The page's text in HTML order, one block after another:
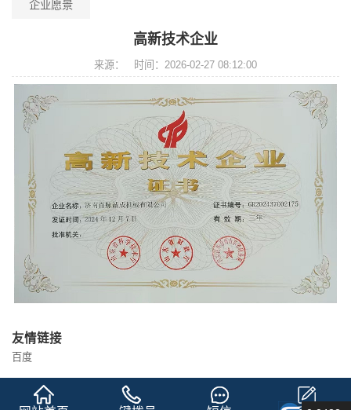
企业愿景
高新技术企业
来源： 时间：2026-02-27 08:12:00
友情链接
百度